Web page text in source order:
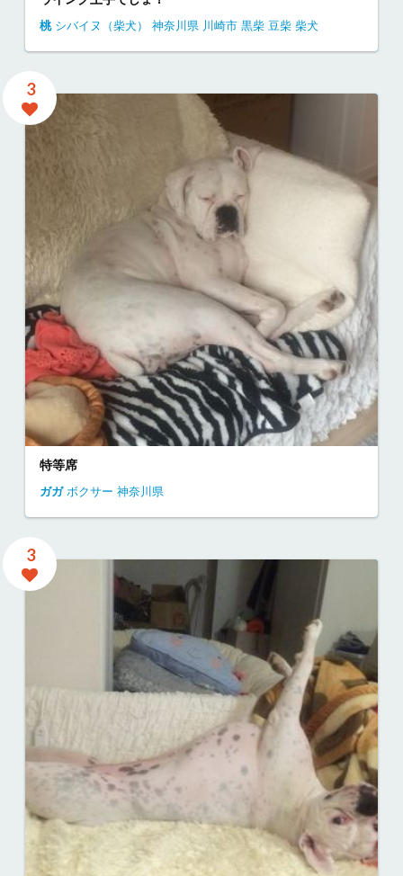
桃 シバイヌ（柴犬） 神奈川県 川崎市 黒柴 豆柴 柴犬
3
特等席
ガガ ボクサー 神奈川県
3